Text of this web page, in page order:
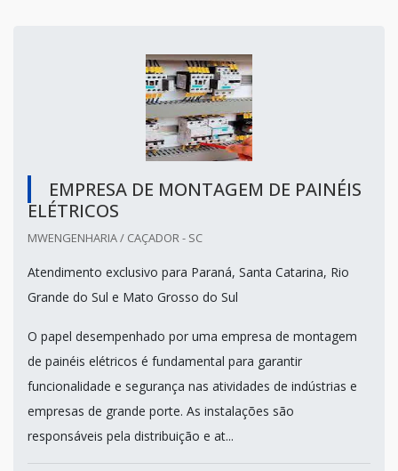
EMPRESA DE MONTAGEM DE PAINÉIS
ELÉTRICOS
MWENGENHARIA / CAÇADOR - SC
Atendimento exclusivo para Paraná, Santa Catarina, Rio
Grande do Sul e Mato Grosso do Sul
O papel desempenhado por uma empresa de montagem
de painéis elétricos é fundamental para garantir
funcionalidade e segurança nas atividades de indústrias e
empresas de grande porte. As instalações são
responsáveis pela distribuição e at...